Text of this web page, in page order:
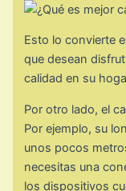
Esto lo convierte
que desean
calidad en su
Por otro lado, el
Por ejemplo, su
unos pocos
necesitas una
los dispositivos